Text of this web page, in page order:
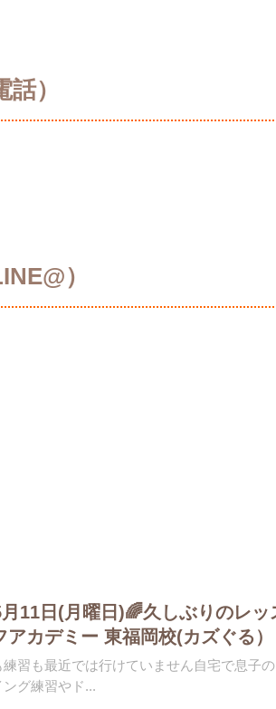
）
）
月11日(月曜日)🌈久しぶりのレッ
アカデミー 東福岡校(カズぐる）
練習も最近では行けていません自宅で息子
グ練習やド...